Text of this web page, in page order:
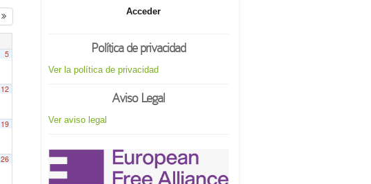
5
12
19
26
Acceder
Política de privacidad
Ver la política de privacidad
Aviso Legal
Ver aviso legal